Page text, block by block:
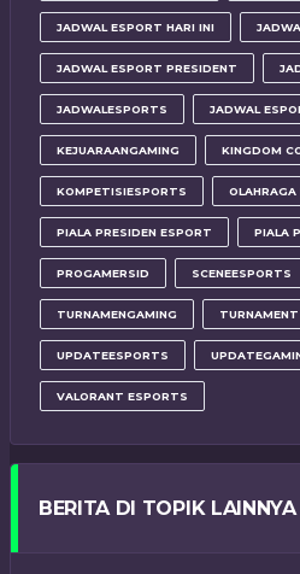
JADWAL ESPORT HARI INI
JADWAL ESPORT PRESIDENT
JADWALESPORTS JADWAL
KEJUARAANGAMING KINGDOM
KOMPETISIESPORTS OLAHRAGA
PIALA PRESIDEN ESPORT PIALA
PROGAMERSID SCENEESPORTS
TURNAMENGAMING
UPDATEESPORTS
VALORANT ESPORTS
BERITA DI TOPIK LAINNYA